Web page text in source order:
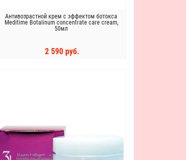
Антивозрастной крем с эффектом ботокса
Meditime Botalinum concentrate care cream,
50мл
2 590 руб.